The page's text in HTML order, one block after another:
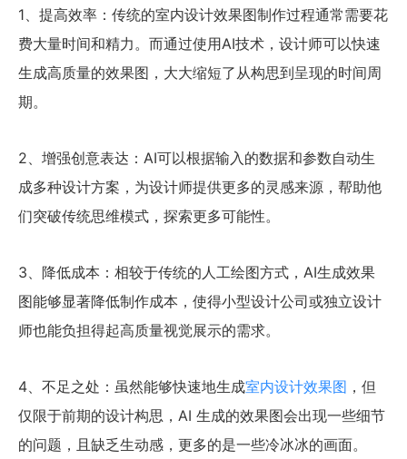
1、提高效率：传统的室内设计效果图制作过程通常需要花
费大量时间和精力。而通过使用AI技术，设计师可以快速
生成高质量的效果图，大大缩短了从构思到呈现的时间周
期。
2、增强创意表达：AI可以根据输入的数据和参数自动生
成多种设计方案，为设计师提供更多的灵感来源，帮助他
们突破传统思维模式，探索更多可能性。
3、降低成本：相较于传统的人工绘图方式，AI生成效果
图能够显著降低制作成本，使得小型设计公司或独立设计
师也能负担得起高质量视觉展示的需求。
4、不足之处：虽然能够快速地生成室内设计效果图 ，但
仅限于前期的设计构思，AI 生成的效果图会出现一些细节
的问题，且缺乏生动感，更多的是一些冷冰冰的画面。